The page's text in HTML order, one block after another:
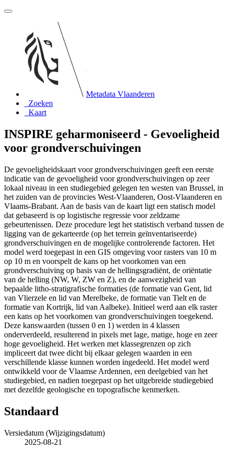
Metadata Vlaanderen
Zoeken
Kaart
INSPIRE geharmoniseerd - Gevoeligheid
voor grondverschuivingen
De gevoeligheidskaart voor grondverschuivingen geeft een eerste
indicatie van de gevoeligheid voor grondverschuivingen op zeer
lokaal niveau in een studiegebied gelegen ten westen van Brussel, in
het zuiden van de provincies West-Vlaanderen, Oost-Vlaanderen en
Vlaams-Brabant. Aan de basis van de kaart ligt een statisch model
dat gebaseerd is op logistische regressie voor zeldzame
gebeurtenissen. Deze procedure legt het statistisch verband tussen de
ligging van de gekarteerde (op het terrein geïnventariseerde)
grondverschuivingen en de mogelijke controlerende factoren. Het
model werd toegepast in een GIS omgeving voor rasters van 10 m
op 10 m en voorspelt de kans op het voorkomen van een
grondverschuiving op basis van de hellingsgradiënt, de oriëntatie
van de helling (NW, W, ZW en Z), en de aanwezigheid van
bepaalde litho-stratigrafische formaties (de formatie van Gent, lid
van Vlierzele en lid van Merelbeke, de formatie van Tielt en de
formatie van Kortrijk, lid van Aalbeke). Initieel werd aan elk raster
een kans op het voorkomen van grondverschuivingen toegekend.
Deze kanswaarden (tussen 0 en 1) werden in 4 klassen
onderverdeeld, resulterend in pixels met lage, matige, hoge en zeer
hoge gevoeligheid. Het werken met klassegrenzen op zich
impliceert dat twee dicht bij elkaar gelegen waarden in een
verschillende klasse kunnen worden ingedeeld. Het model werd
ontwikkeld voor de Vlaamse Ardennen, een deelgebied van het
studiegebied, en nadien toegepast op het uitgebreide studiegebied
met dezelfde geologische en topografische kenmerken.
Standaard
Versiedatum (Wijzigingsdatum)
2025-08-21